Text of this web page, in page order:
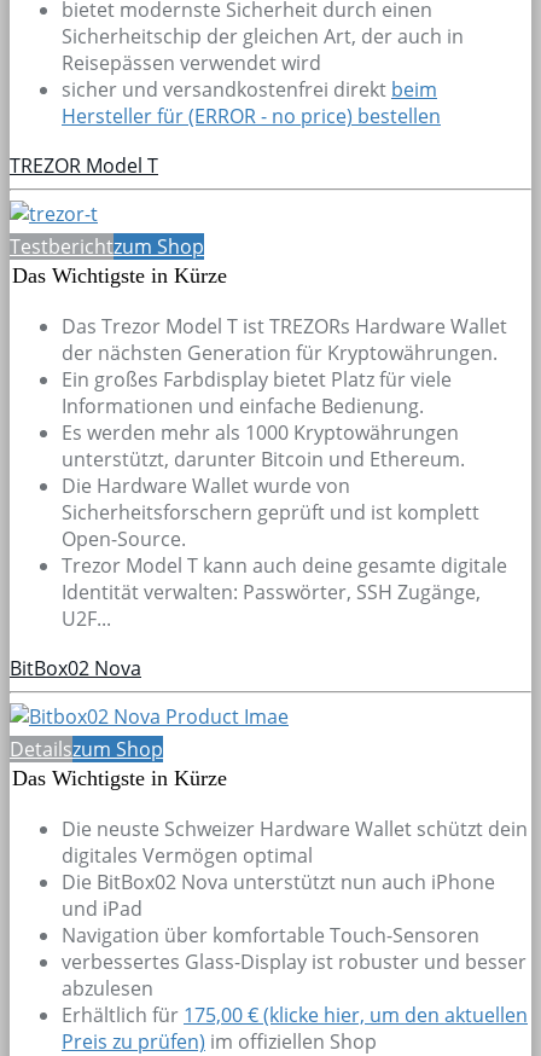
bietet modernste Sicherheit durch einen
Sicherheitschip der gleichen Art, der auch in
Reisepässen verwendet wird
sicher und versandkostenfrei direkt beim
Hersteller für (ERROR - no price) bestellen
TREZOR Model T
Testberichtzum Shop
Das Wichtigste in Kürze
Das Trezor Model T ist TREZORs Hardware Wallet
der nächsten Generation für Kryptowährungen.
Ein großes Farbdisplay bietet Platz für viele
Informationen und einfache Bedienung.
Es werden mehr als 1000 Kryptowährungen
unterstützt, darunter Bitcoin und Ethereum.
Die Hardware Wallet wurde von
Sicherheitsforschern geprüft und ist komplett
Open-Source.
Trezor Model T kann auch deine gesamte digitale
Identität verwalten: Passwörter, SSH Zugänge,
U2F...
BitBox02 Nova
Detailszum Shop
Das Wichtigste in Kürze
Die neuste Schweizer Hardware Wallet schützt dein
digitales Vermögen optimal
Die BitBox02 Nova unterstützt nun auch iPhone
und iPad
Navigation über komfortable Touch-Sensoren
verbessertes Glass-Display ist robuster und besser
abzulesen
Erhältlich für 175,00 € (klicke hier, um den aktuellen
Preis zu prüfen) im offiziellen Shop